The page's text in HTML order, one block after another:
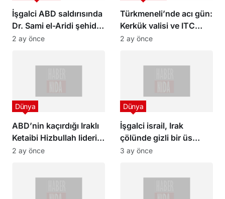
İşgalci ABD saldırısında
Dr. Sami el-Aridi şehid
oldu
2 ay önce
Türkmeneli’nde acı gün:
Kerkük valisi ve ITC
Başkanı Mehmet Seman
2 ay önce
ABD’nin kaçırdığı Iraklı
Ketaibi Hizbullah lideri
mahkeme önünde
Dünya
2 ay önce
İşgalci israil, Irak
çölünde gizli bir üs
kurmayı nasıl başardı?
Dünya
3 ay önce